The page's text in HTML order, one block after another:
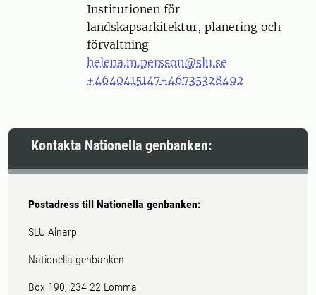
Institutionen för
landskapsarkitektur, planering och
förvaltning
helena.m.persson@slu.se
+4640415147+46735328492
Kontakta Nationella genbanken:
Postadress till Nationella genbanken:
SLU Alnarp
Nationella genbanken
Box 190, 234 22 Lomma